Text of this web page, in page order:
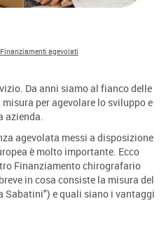
Finanziamenti agevolati
Da anni siamo al fianco delle
per agevolare lo sviluppo e
azienda.
agevolata messi a disposizione
è molto importante. Ecco
Finanziamento chirografario
in cosa consiste la misura del
Sabatini") e quali siano i vantaggi